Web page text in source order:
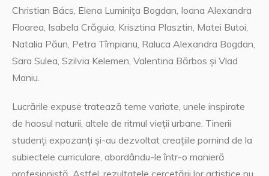
Christian Bács, Elena Luminița Bogdan, Ioana Alexandra
Floarea, Isabela Crăguia, Krisztina Plasztin, Matei Butoi,
Natalia Păun, Petra Tîmpianu, Raluca Alexandra Bogdan,
Sara Sulea, Szilvia Kelemen, Valentina Bărbos și Vlad
Maniu.
Lucrările expuse tratează teme variate, unele inspirate
de haosul naturii, altele de ritmul vieții urbane. Tinerii
studenți expozanți și-au dezvoltat creațiile pornind de la
subiectele curriculare, abordându-le într-o manieră
profesionistă. Astfel, rezultatele cercetării lor artistice nu